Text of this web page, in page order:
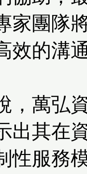
家團隊
效的溝
，萬弘
出其在
性服務